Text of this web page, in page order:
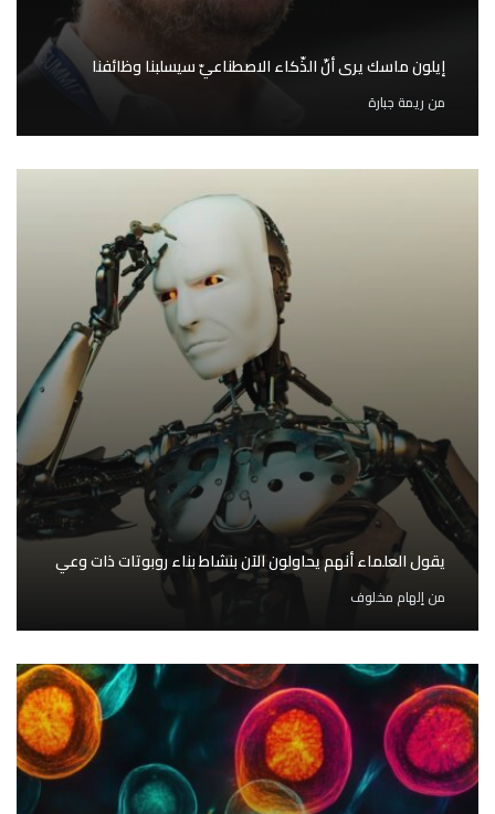
إيلون ماسك يرى أنّ الذّكاء الاصطناعيّ سيسلبنا وظائفنا
من ريمة جبارة
يقول العلماء أنهم يحاولون الآن بنشاط بناء روبوتات ذات وعي
منإلهام مخلوف